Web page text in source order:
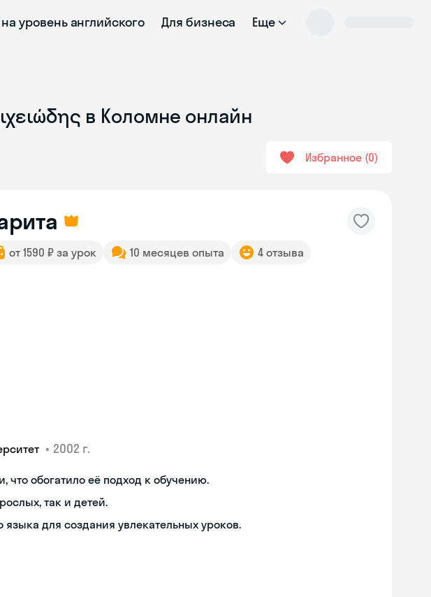
на уровень английского Для бизнеса Еще
в Коломне онлайн
Избранное 0
от 1590 ₽ за урок 10 месяцев опыта 4 отзыва
• 2002 г.
обогатило её подход к обучению.
так и детей.
языка для создания увлекательных уроков.